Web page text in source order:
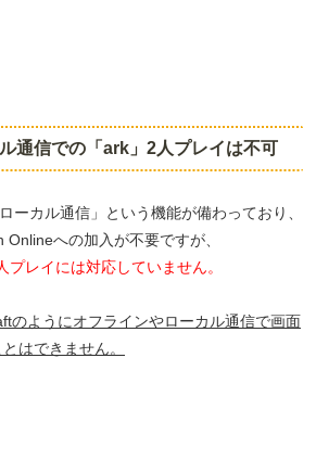
通信での「ark」2人プレイは不可
ーカル通信」という機能が備わっており、
への加入が不要ですが、
レイには対応していません。
のようにオフラインやローカル通信で画面
はできません。